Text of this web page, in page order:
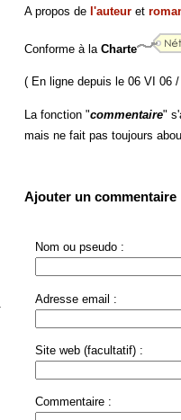
A propos de l'auteur et
Conforme à la Charte
( En ligne depuis le 06 VI 06
La fonction "commentaire"
mais ne fait pas toujours
Ajouter un commentaire
Nom ou pseudo :
Adresse email :
Site web (facultatif) :
Commentaire :